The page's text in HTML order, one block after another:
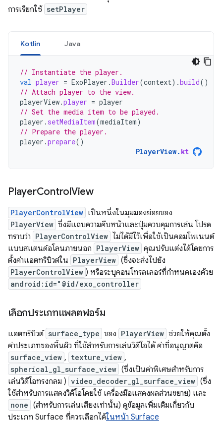
การเรียกใช้ setPlayer
Kotlin Java
// Instantiate the player.
val player = ExoPlayer .Builder(context).build()
// Attach player to the view.
playerView.player = player
// Set the media item to be played.
player . setMediaItem(mediaItem)
// Prepare the player.
player .prepare()
PlayerView. kt
PlayerControlView
PlayerControlView เป็นหนึ่งในมุมมองย่อยของ
PlayerView ซึ่งมีแถบความคืบหน้าและปุ่มควบคุมการเล่น โปรด
ทราบว่า PlayerControlView ไม่ได้มีไว้เพื่อใช้เป็นคอมโพเนนต์
แบบสแตนด์อโลนภายนอก PlayerView คุณปรับแต่งได้โดยการ
ตั้งค่าแอตทริบิวต์ใน PlayerView (ซึ่งจะส่งไปยัง
PlayerControlView ) หรือระบุคอนโทรลเลอร์ที่กำหนดเองด้วย
android:id="@id/exo_controller
เลือกประเภทแพลตฟอร์ม
แอตทริบิวต์ surface_type ของ PlayerView ช่วยให้คุณตั้ง
ค่าประเภทของพื้นผิว ที่ใช้สำหรับการเล่นวิดีโอได้ ค่าที่อนุญาตคือ
surface_view , texture_view ,
spherical_gl_surface_view (ซึ่งเป็นค่าพิเศษสำหรับการ
เล่นวิดีโอทรงกลม ) video_decoder_gl_surface_view (ซึ่ง
ใช้สำหรับการแสดงวิดีโอโดยใช้ เครื่องมือแสดงผลส่วนขยาย) และ
none (สำหรับการเล่นเสียงเท่านั้น) ดูข้อมูลเพิ่มเติมเกี่ยวกับ
ประเภท Surface ที่ควรเลือกได้ในหน้า Surface